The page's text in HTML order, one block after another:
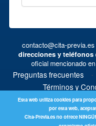
Esta web utiliza cookies para
por esta web,
Cita-Previa.es no ofrece
contacto@cita-previa.es
direcciones y teléfonos
oficial mencionado
Preguntas frecuentes·
Términos y